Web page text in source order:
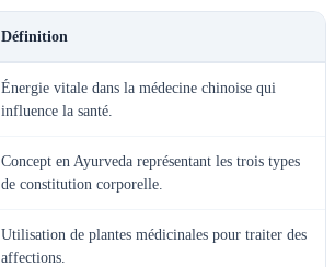
Définition
Énergie vitale dans la médecine chinoise qui
influence la santé.
Concept en Ayurveda représentant les trois types
de constitution corporelle.
Utilisation de plantes médicinales pour traiter des
affections.